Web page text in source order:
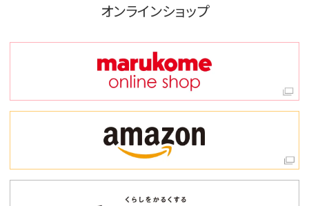
オンラインショップ